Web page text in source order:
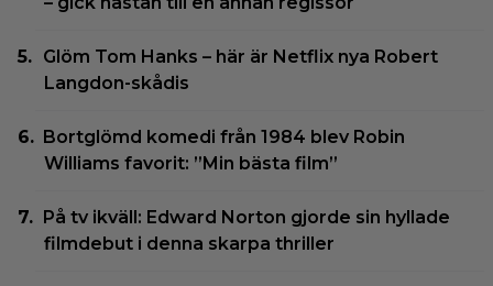
Glöm Tom Hanks – här är Netflix nya Robert
Langdon-skådis
Bortglömd komedi från 1984 blev Robin
Williams favorit: ”Min bästa film”
På tv ikväll: Edward Norton gjorde sin hyllade
filmdebut i denna skarpa thriller